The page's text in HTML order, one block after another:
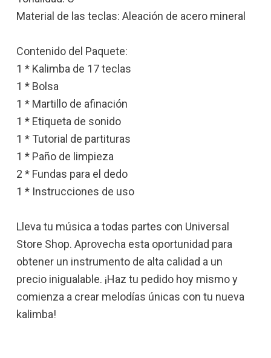
Material de las teclas: Aleación de acero mineral
Contenido del Paquete:
1 * Kalimba de 17 teclas
1 * Bolsa
1 * Martillo de afinación
1 * Etiqueta de sonido
1 * Tutorial de partituras
1 * Paño de limpieza
2 * Fundas para el dedo
1 * Instrucciones de uso
Lleva tu música a todas partes con Universal
Store Shop. Aprovecha esta oportunidad para
obtener un instrumento de alta calidad a un
precio inigualable. ¡Haz tu pedido hoy mismo y
comienza a crear melodías únicas con tu nueva
kalimba!